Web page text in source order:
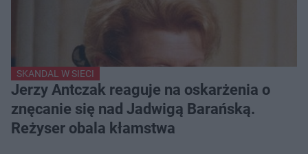
SKANDAL W SIECI
Jerzy Antczak reaguje na oskarżenia o
znęcanie się nad Jadwigą Barańską.
Reżyser obala kłamstwa